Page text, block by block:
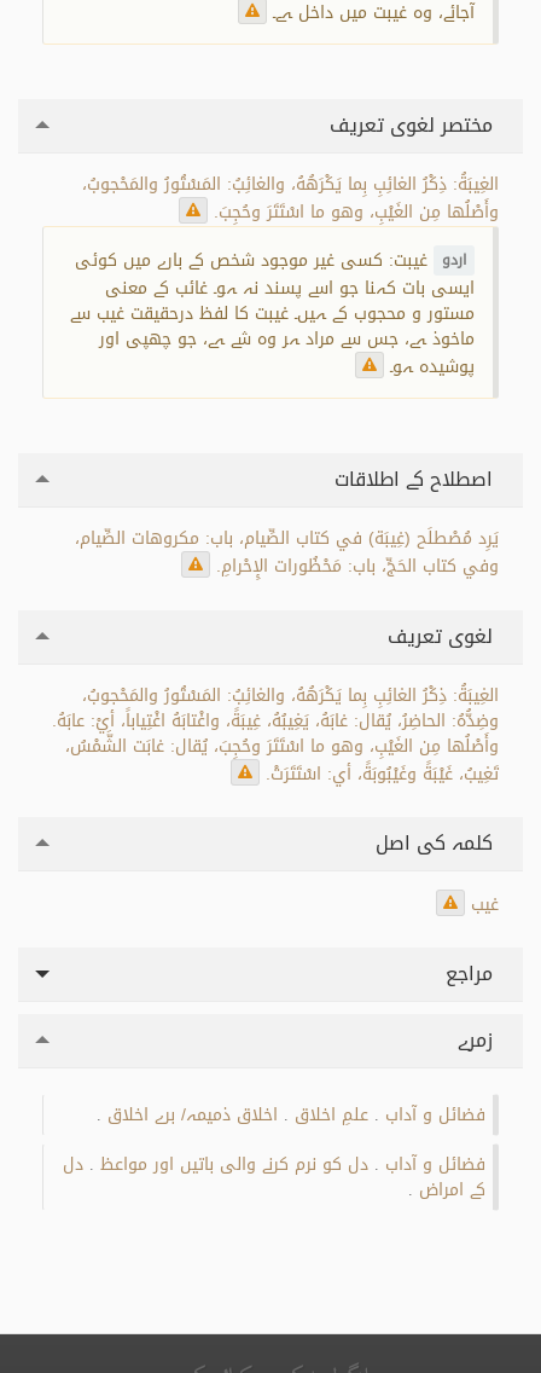
آجائے، وہ غیبت میں داخل ہے۔
مختصر لغوی تعریف
الغِيبَةُ: ذِكْرُ الغائِبِ بِما يَكْرَهُهُ، والغائِبُ: المَسْتُورُ والمَحْجوبُ،
وأَصْلُها مِن الغَيْبِ، وهو ما اسْتَتَرَ وحُجِبَ.
اردو غیبت: کسی غیر موجود شخص کے بارے میں کوئی
ایسی بات کہنا جو اسے پسند نہ ہو۔ غائب کے معنی
مستور و محجوب کے ہیں۔ غیبت کا لفظ درحقیقت غیب سے
ماخوذ ہے، جس سے مراد ہر وہ شے ہے، جو چھپی اور
پوشیدہ ہو۔
اصطلاح کے اطلاقات
يَرِد مُصْطلَح (غِيبَة) في كتاب الصِّيام، باب: مكروهات الصِّيام،
وفي كتاب الحَجِّ، باب: مَحْظُورات الإِحْرامِ.
لغوی تعریف
الغِيبَةُ: ذِكْرُ الغائِبِ بِما يَكْرَهُهُ، والغائِبُ: المَسْتُورُ والمَحْجوبُ،
وضِدُّهُ: الحاضِرُ، يُقال: غابَهُ، يَغِيبُهُ، غِيبَةً، واغْتابَهُ اغْتِياباً، أيْ: عابَهُ.
وأَصْلُها مِن الغَيْبِ، وهو ما اسْتَتَرَ وحُجِبَ، يُقال: غابَت الشَّمْسُ،
تَغِيبُ، غَيْبَةً وغَيْبُوبَةً، أي: اسْتَتَرَتْ.
کلمہ کی اصل
غيب
مراجع
زمرے
فضائل و آداب علمِ اخلاق اخلاق ذمیمہ/ برے اخلاق
فضائل و آداب دل کو نرم کرنے والی باتیں اور مواعظ دل
کے امراض